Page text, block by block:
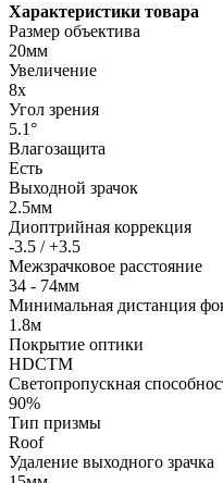
Характеристики товара
Размер объектива
20мм
Увеличение
8x
Угол зрения
5.1°
Влагозащита
Есть
Выходной зрачок
2.5мм
Диоптрийная коррекция
-3.5 / +3.5
Межзрачковое расстояние
34 - 74мм
Минимальная дистанция
1.8м
Покрытие оптики
HDCTM
Светопропускная
90%
Тип призмы
Roof
Удаление выходного зрачка